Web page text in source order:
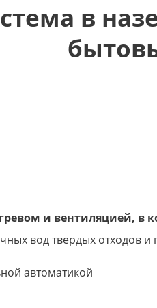
в
и вентиляцией, в
вод твердых отходов
автоматикой